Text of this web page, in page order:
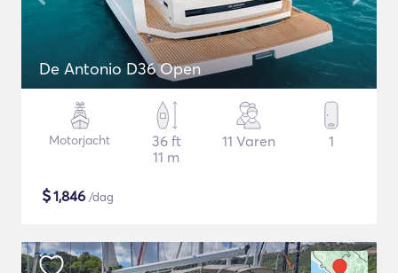
De Antonio D36 Open
Motorjacht
36 ft
11 m
11 Varen 1
$1,846 /dag